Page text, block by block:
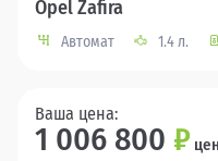
Opel Zafira
Автомат 1.4 л.
Ваша цена:
1 006 800 ₽